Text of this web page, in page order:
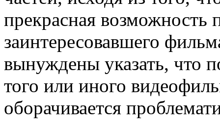
прекрасная возможность
заинтересовавшего
вынуждены указать, что
того или иного
оборачивается